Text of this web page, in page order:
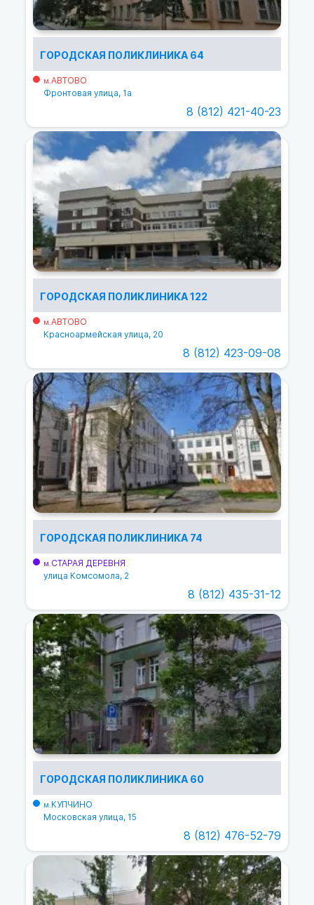
ГОРОДСКАЯ ПОЛИКЛИНИКА 64
м.АВТОВО
Фронтовая улица, 1а
8 (812) 421-40-23
ГОРОДСКАЯ ПОЛИКЛИНИКА 122
м.АВТОВО
Красноармейская улица, 20
8 (812) 423-09-08
ГОРОДСКАЯ ПОЛИКЛИНИКА 74
м.СТАРАЯ ДЕРЕВНЯ
улица Комсомола, 2
8 (812) 435-31-12
ГОРОДСКАЯ ПОЛИКЛИНИКА 60
м.КУПЧИНО
Московская улица, 15
8 (812) 476-52-79